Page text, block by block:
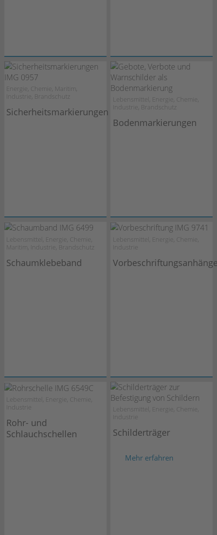
Energie, Chemie, Maritim,
Industrie, Brandschutz
Sicherheitsmarkierungen
Lebensmittel, Energie, Chemie,
Industrie, Brandschutz
Bodenmarkierungen
Lebensmittel, Energie, Chemie,
Maritim, Industrie, Brandschutz
Schaumklebeband
Lebensmittel, Energie, Chemie,
Industrie
Lebensmittel, Energie, Chemie,
Industrie
Rohr- und
Schlauchschellen
Lebensmittel, Energie, Chemie,
Industrie
Schilderträger
Mehr erfahren